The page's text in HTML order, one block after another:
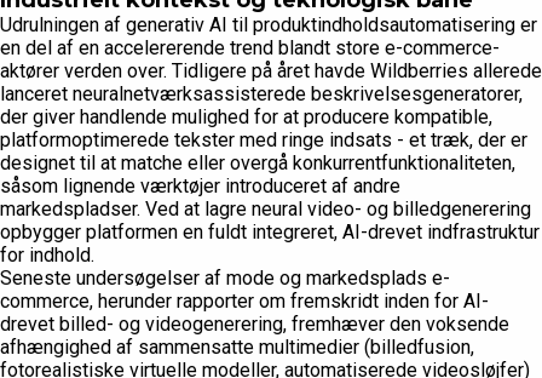
Udrulningen af generativ AI til produktindholdsautomatisering er
en del af en accelererende trend blandt store e-commerce-
aktører verden over. Tidligere på året havde Wildberries allerede
lanceret neuralnetværksassisterede beskrivelsesgeneratorer,
der giver handlende mulighed for at producere kompatible,
platformoptimerede tekster med ringe indsats - et træk, der er
designet til at matche eller overgå konkurrentfunktionaliteten,
såsom lignende værktøjer introduceret af andre
markedspladser. Ved at lagre neural video- og billedgenerering
opbygger platformen en fuldt integreret, AI-drevet indfrastruktur
for indhold.
Seneste undersøgelser af mode og markedsplads e-
commerce, herunder rapporter om fremskridt inden for AI-
drevet billed- og videogenerering, fremhæver den voksende
afhængighed af sammensatte multimedier (billedfusion,
fotorealistiske virtuelle modeller, automatiserede videosløjfer)